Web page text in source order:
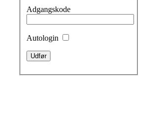
Adgangskode
Autologin